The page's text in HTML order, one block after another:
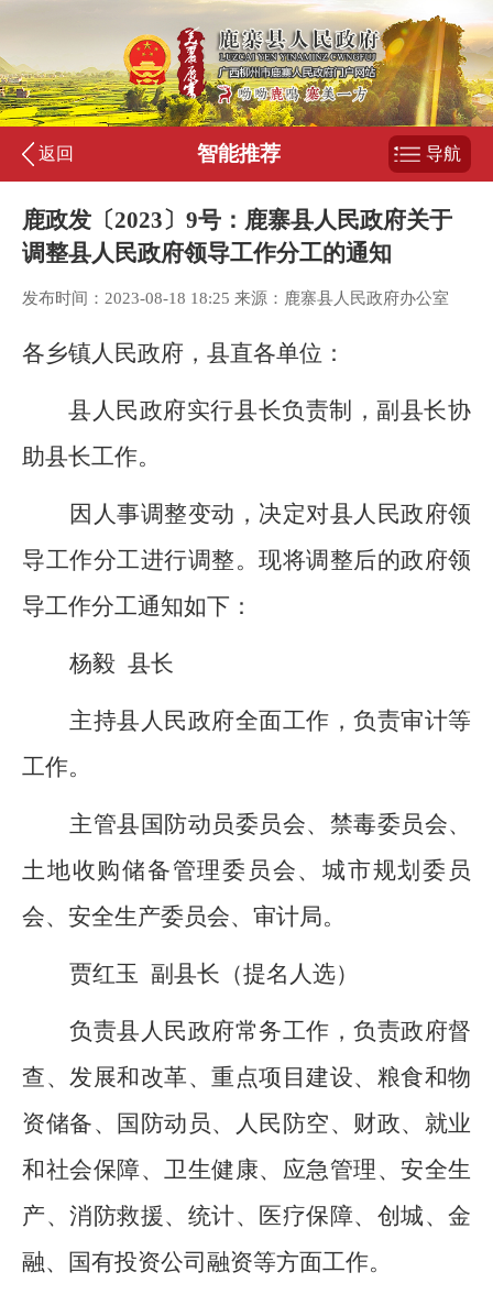
返回 智能推荐 导航
鹿政发〔2023〕9号：鹿寨县人民政府关于
调整县人民政府领导工作分工的通知
发布时间：2023-08-18 18:25 来源：鹿寨县人民政府办公室
各乡镇人民政府，县直各单位：
县人民政府实行县长负责制，副县长协
助县长工作。
因人事调整变动，决定对县人民政府领
导工作分工进行调整。 现将调整后的政府领
导工作分工通知如下：
杨毅 县长
主持县人民政府全面工作，负责审计等
工作。
主管县国防动员委员会、禁毒委员会、
土地收购储备管理委员会、城市规划委员
会、安全生产委员会、审计局。
贾红玉 副县长 （提名人选）
负责县人民政府常务工作 ， 负责政府督
查、 发展和改革、 重点项目建设、粮食和物
资储备、 国防动员、人民防空、 财政、 就业
和社会保障、卫生健康、应急管理、安全生
产、 消防救援、 统计、医疗保障、 创城、金
融、国有投资公司融资等方面工作。